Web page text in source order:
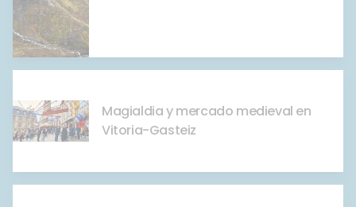
Magialdia y mercado medieval en
Vitoria-Gasteiz